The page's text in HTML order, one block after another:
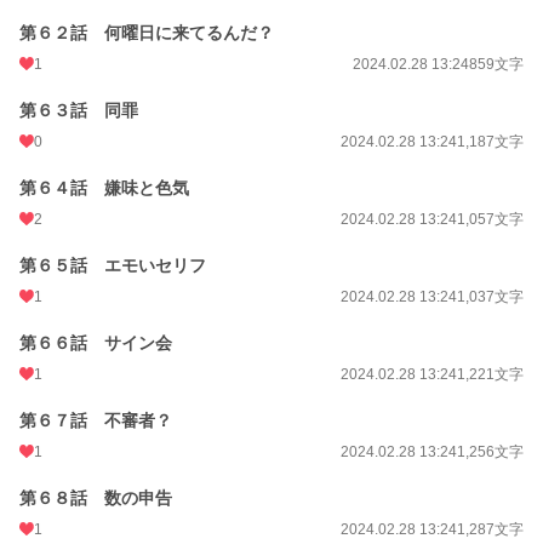
第６２話 何曜日に来てるんだ？
1 2024.02.28 13:24859文字
第６３話 同罪
0 2024.02.28 13:241,187文字
第６４話 嫌味と色気
2 2024.02.28 13:241,057文字
第６５話 エモいセリフ
1 2024.02.28 13:241,037文字
第６６話 サイン会
1 2024.02.28 13:241,221文字
第６７話 不審者？
1 2024.02.28 13:241,256文字
第６８話 数の申告
1 2024.02.28 13:241,287文字